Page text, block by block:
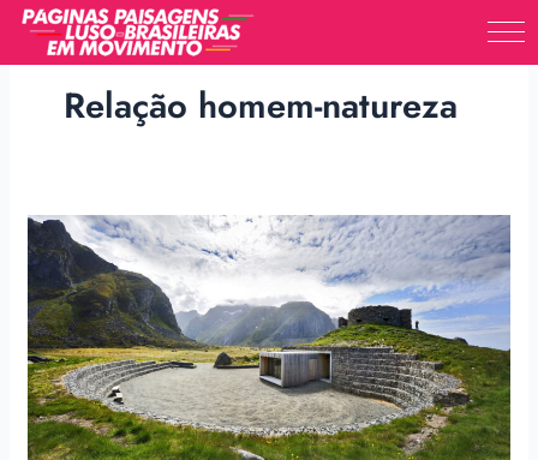
Skip
content
Relação homem-natureza
Relação
homem-
natureza
e
a
construção
de
paisagens